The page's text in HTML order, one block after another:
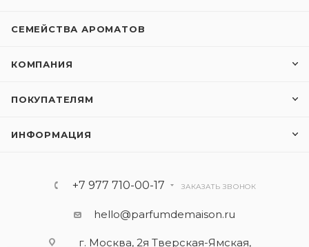
СЕМЕЙСТВА АРОМАТОВ
КОМПАНИЯ
ПОКУПАТЕЛЯМ
ИНФОРМАЦИЯ
+7 977 710-00-17 ЗАКАЗАТЬ ЗВОНОК
hello@parfumdemaison.ru
г. Москва, 2я Тверская-Ямская,